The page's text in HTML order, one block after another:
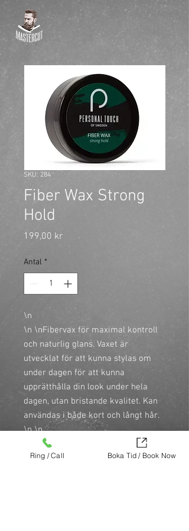
SKU: 284
Fiber Wax Strong
Hold
199,00 krPris
Antal *
\n
\n \nFibervax för maximal kontroll
och naturlig glans. Vaxet är
utvecklat för att kunna stylas om
under dagen för att kunna
upprätthålla din look under hela
dagen, utan bristande kvalitet. Kan
användas i både kort och långt hår.
\n \n
Ring / Call Boka Tid / Book Now